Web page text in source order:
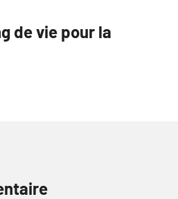
de vie pour la